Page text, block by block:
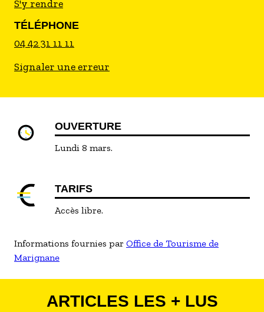
S'y rendre
TÉLÉPHONE
04 42 31 11 11
Signaler une erreur
OUVERTURE
Lundi 8 mars.
TARIFS
Accès libre.
Informations fournies par Office de Tourisme de
Marignane
ARTICLES LES + LUS